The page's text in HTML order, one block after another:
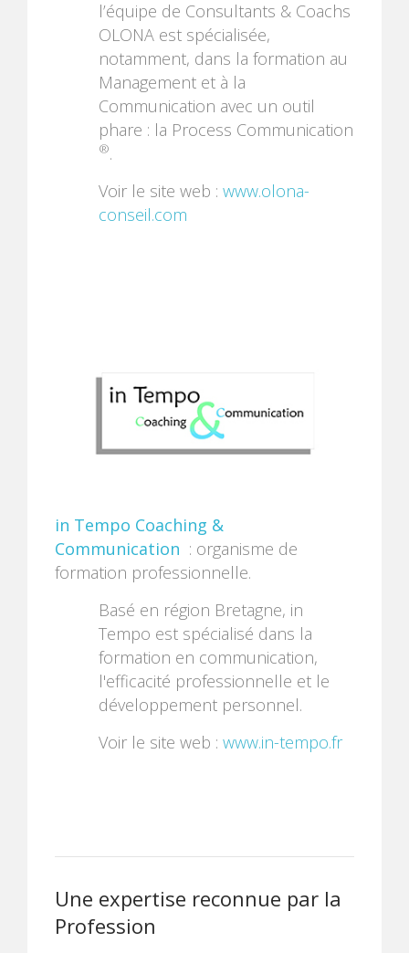
l’équipe de Consultants & Coachs
OLONA est spécialisée,
notamment, dans la formation au
Management et à la
Communication avec un outil
phare : la Process Communication
®.
Voir le site web : www.olona-
conseil.com
in Tempo Coaching &
Communication : organisme de
formation professionnelle.
Basé en région Bretagne, in
Tempo est spécialisé dans la
formation en communication,
l'efficacité professionnelle et le
développement personnel.
Voir le site web : www.in-tempo.fr
Une expertise reconnue par la
Profession